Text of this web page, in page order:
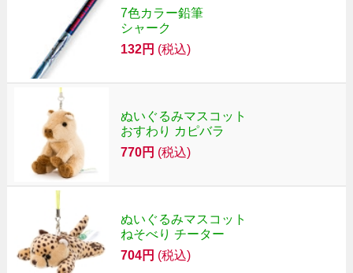
7色カラー鉛筆
シャーク
132円 (税込)
ぬいぐるみマスコット
おすわり カピバラ
770円 (税込)
ぬいぐるみマスコット
ねそべり チーター
704円 (税込)